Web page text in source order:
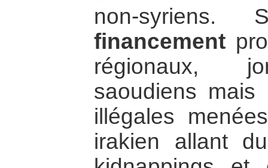
non-
financement
régionaux,
saoudiens mais
illégales
irakien allant